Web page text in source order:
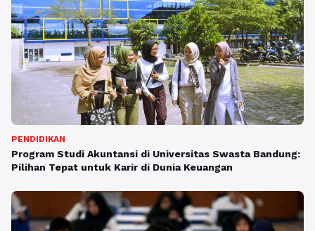
PENDIDIKAN
Program Studi Akuntansi di Universitas Swasta Bandung:
Pilihan Tepat untuk Karir di Dunia Keuangan